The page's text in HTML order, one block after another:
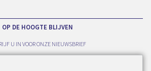
OP DE HOOGTE BLIJVEN
U IN VOOR ONZE NIEUWSBRIEF